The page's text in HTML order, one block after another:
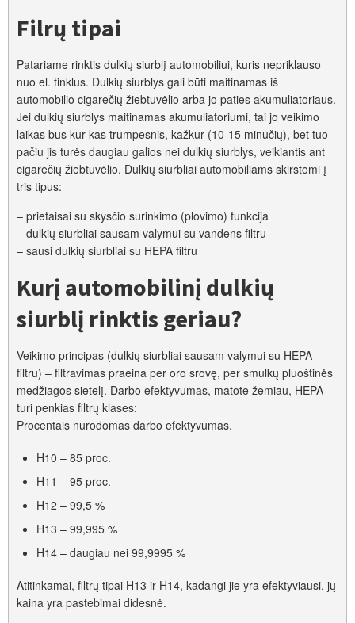
Filrų tipai
Patariame rinktis dulkių siurblį automobiliui, kuris nepriklauso
nuo el. tinklus. Dulkių siurblys gali būti maitinamas iš
automobilio cigarečių žiebtuvėlio arba jo paties akumuliatoriaus.
Jei dulkių siurblys maitinamas akumuliatoriumi, tai jo veikimo
laikas bus kur kas trumpesnis, kažkur (10-15 minučių), bet tuo
pačiu jis turės daugiau galios nei dulkių siurblys, veikiantis ant
cigarečių žiebtuvėlio. Dulkių siurbliai automobiliams skirstomi į
tris tipus:
– prietaisai su skysčio surinkimo (plovimo) funkcija
– dulkių siurbliai sausam valymui su vandens filtru
– sausi dulkių siurbliai su HEPA filtru
Kurį automobilinį dulkių
siurblį rinktis geriau?
Veikimo principas (dulkių siurbliai sausam valymui su HEPA
filtru) – filtravimas praeina per oro srovę, per smulkų pluoštinės
medžiagos sietelį. Darbo efektyvumas, matote žemiau, HEPA
turi penkias filtrų klases:
Procentais nurodomas darbo efektyvumas.
H10 – 85 proc.
H11 – 95 proc.
H12 – 99,5 %
H13 – 99,995 %
H14 – daugiau nei 99,9995 %
Atitinkamai, filtrų tipai H13 ir H14, kadangi jie yra efektyviausi, jų
kaina yra pastebimai didesnė.